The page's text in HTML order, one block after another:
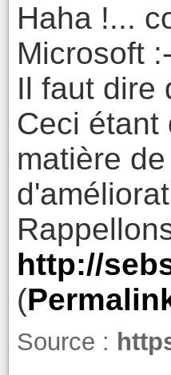
Haha !...
Microsoft
Il faut dire
Ceci étant
matière
http://
(
Source :